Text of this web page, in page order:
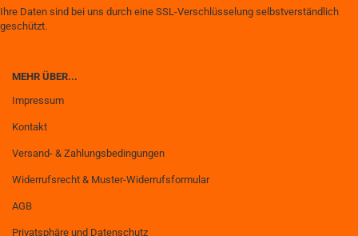
Ihre Daten sind bei uns durch eine SSL-Verschlüsselung selbstverständlich
geschützt.
MEHR ÜBER...
Impressum
Kontakt
Versand- & Zahlungsbedingungen
Widerrufsrecht & Muster-Widerrufsformular
AGB
Privatsphäre und Datenschutz